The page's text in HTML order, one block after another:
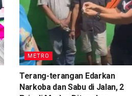
METRO
Terang-terangan Edarkan
Narkoba dan Sabu di Jalan, 2